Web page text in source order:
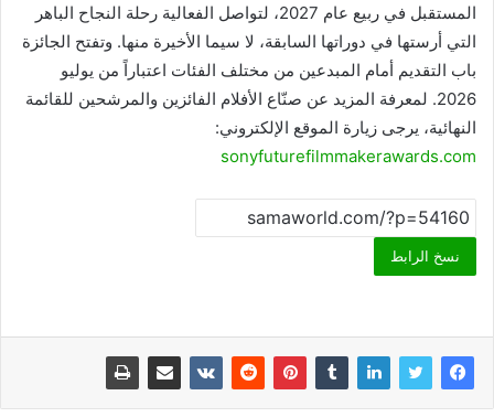
المستقبل في ربيع عام 2027، لتواصل الفعالية رحلة النجاح الباهر
التي أرستها في دوراتها السابقة، لا سيما الأخيرة منها. وتفتح الجائزة
باب التقديم أمام المبدعين من مختلف الفئات اعتباراً من يوليو
2026. لمعرفة المزيد عن صنّاع الأفلام الفائزين والمرشحين للقائمة
النهائية، يرجى زيارة الموقع الإلكتروني:
sonyfuturefilmmakerawards.com
نسخ الرابط